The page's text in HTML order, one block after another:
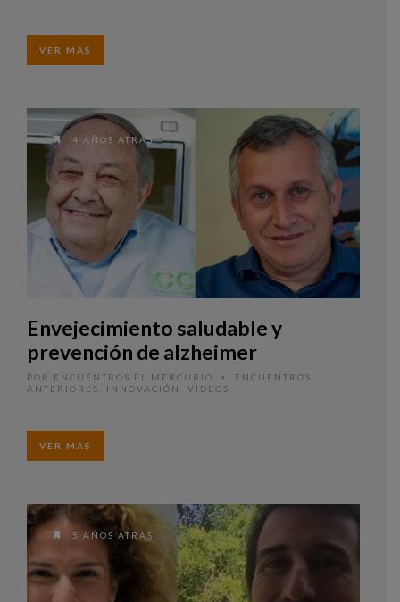
VER MAS
4 AÑOS ATRAS
Envejecimiento saludable y
prevención de alzheimer
POR ENCUENTROS EL MERCURIO •
ENCUENTROS
ANTERIORES
INNOVACIÓN VIDEOS
VER MAS
5 AÑOS ATRAS